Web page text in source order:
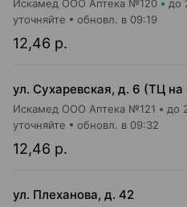
Искамед ООО Аптека №120 до
12,46 р.
уточняйте обновл. в 09:19
ул. Сухаревская, д. 6 (ТЦ на
Искамед ООО Аптека №121 до
12,46 р.
уточняйте обновл. в 09:32
ул. Плеханова, д. 42